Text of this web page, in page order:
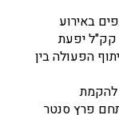
באירוע
קק"ל יפעת
הפעולה בין
פרץ סנטר